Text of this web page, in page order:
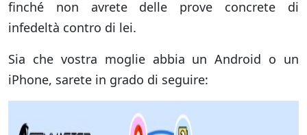
finché non avrete delle prove concrete di
infedeltà contro di lei.
Sia che vostra moglie abbia un Android o un
iPhone, sarete in grado di seguire: